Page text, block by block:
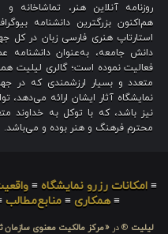
روزنامه آنلاین هنر، تماشاخانه
هم‌اکنون بزرگترین دانشنامه
استارتاپ هنری فارسی زبان در کل
دانش جامعه، به‌عنوان دانشنامه
فعالیت نموده است؛ گالری لیلیت
متعدد و بسیار ارزشمندی که در
نمایشگاه آثار ایشان ارائه می‌دهد،
نیز باشد، که با توکل به خداوند
محترم فرهنگ و هنر بوده و می‌باشد.
≡ امکانات رزرو نمایشگاه ≡
≡همکاری ≡منابع‌مطالب
لیلیت ® در «مرکز مالکیت معنوی سازمان